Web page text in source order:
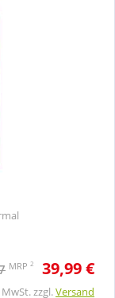
MRP 2 39,99 €
zzgl.Versand